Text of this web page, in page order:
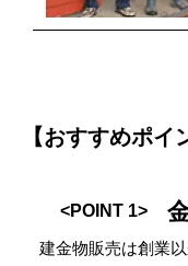
【おすすめポイ
<POINT 1>
建金物販売は創業